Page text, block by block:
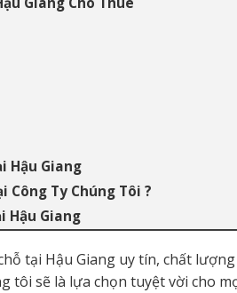
Hậu Giang
Công Ty Chúng Tôi ?
Hậu Giang
tại Hậu Giang uy tín, chất
tôi sẽ là lựa chọn tuyệt vời cho